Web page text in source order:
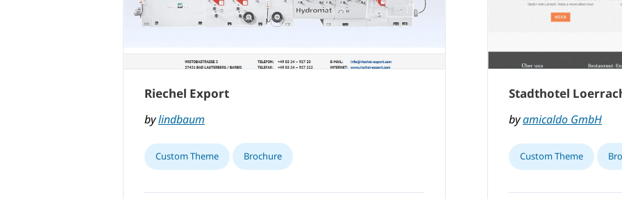
Riechel Export
bylindbaum
Custom Theme Brochure
Stadthotel
byamicaldo GmbH
Custom Theme